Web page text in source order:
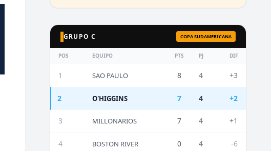
GRUPO C COPA SUDAMERICANA
POS EQUIPO PTS PJ DIF
1 SAO PAULO 8 4 +3
2 O'HIGGINS 7 4 +2
3 MILLONARIOS 7 4 +1
4 BOSTON RIVER 0 4 -6